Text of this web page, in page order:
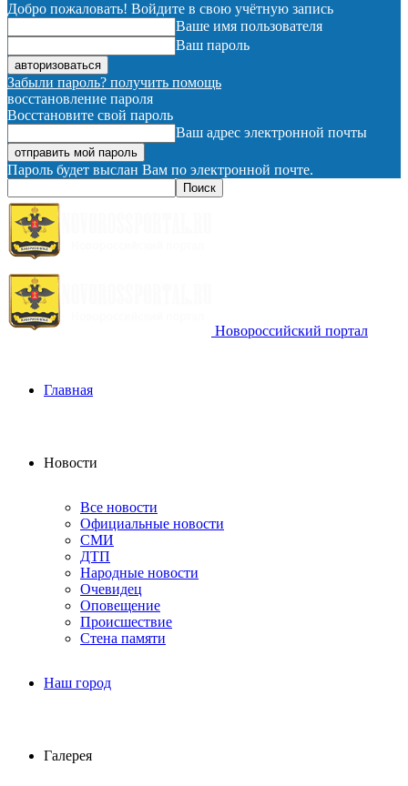
Добро пожаловать! Войдите в свою учётную запись
Ваше имя пользователя
Ваш пароль
Забыли пароль? получить помощь
восстановление пароля
Восстановите свой пароль
Ваш адрес электронной почты
Пароль будет выслан Вам по электронной почте.
Новороссийский портал
Главная
Новости
Все новости
Официальные новости
СМИ
ДТП
Народные новости
Очевидец
Оповещение
Происшествие
Стена памяти
Наш город
Галерея